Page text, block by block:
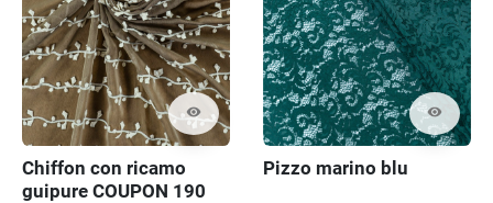
visibility
Chiffon con ricamo
guipure COUPON 190
visibility
Pizzo marino blu